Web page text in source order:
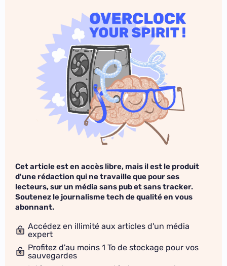
Cet article est en accès libre, mais il est le produit
d'une rédaction qui ne travaille que pour ses
lecteurs, sur un média sans pub et sans tracker.
Soutenez le journalisme tech de qualité en vous
abonnant.
Accédez en illimité aux articles d'un média
expert
Profitez d'au moins 1 To de stockage pour vos
sauvegardes